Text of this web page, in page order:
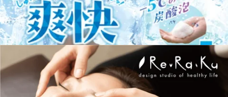
WEB予約する
電話予約する045-500-9336
最近のブログ
【7/30、7/31】営業時間変更のお知らせ
こんにちは。Re.Ra.Ku センター南サウスウッド店です。平